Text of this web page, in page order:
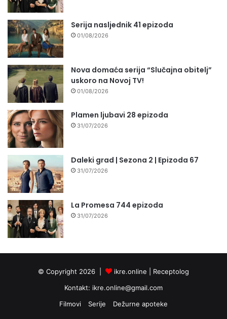
Serija nasljednik 41 epizoda
01/08/2026
Nova domaća serija “Slučajna obitelj”
uskoro na Novoj TV!
01/08/2026
Plamen ljubavi 28 epizoda
31/07/2026
Daleki grad | Sezona 2 | Epizoda 67
31/07/2026
La Promesa 744 epizoda
31/07/2026
© Copyright 2026 | ikre.online | Receptolog
Kontakt: ikre.online@gmail.com
Filmovi
Serije Dežurne apoteke